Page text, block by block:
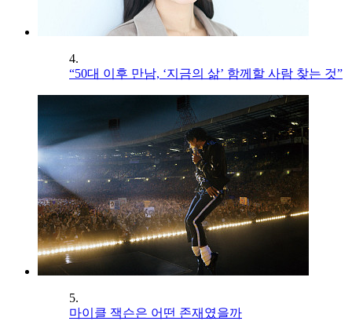
4.
“50대 이후 만남, ‘지금의 삶’ 함께할 사람 찾는 것”
5.
마이클 잭슨은 어떤 존재였을까